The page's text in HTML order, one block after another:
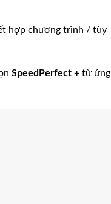
hợp chương trình / tùy
SpeedPerfect + từ ứng